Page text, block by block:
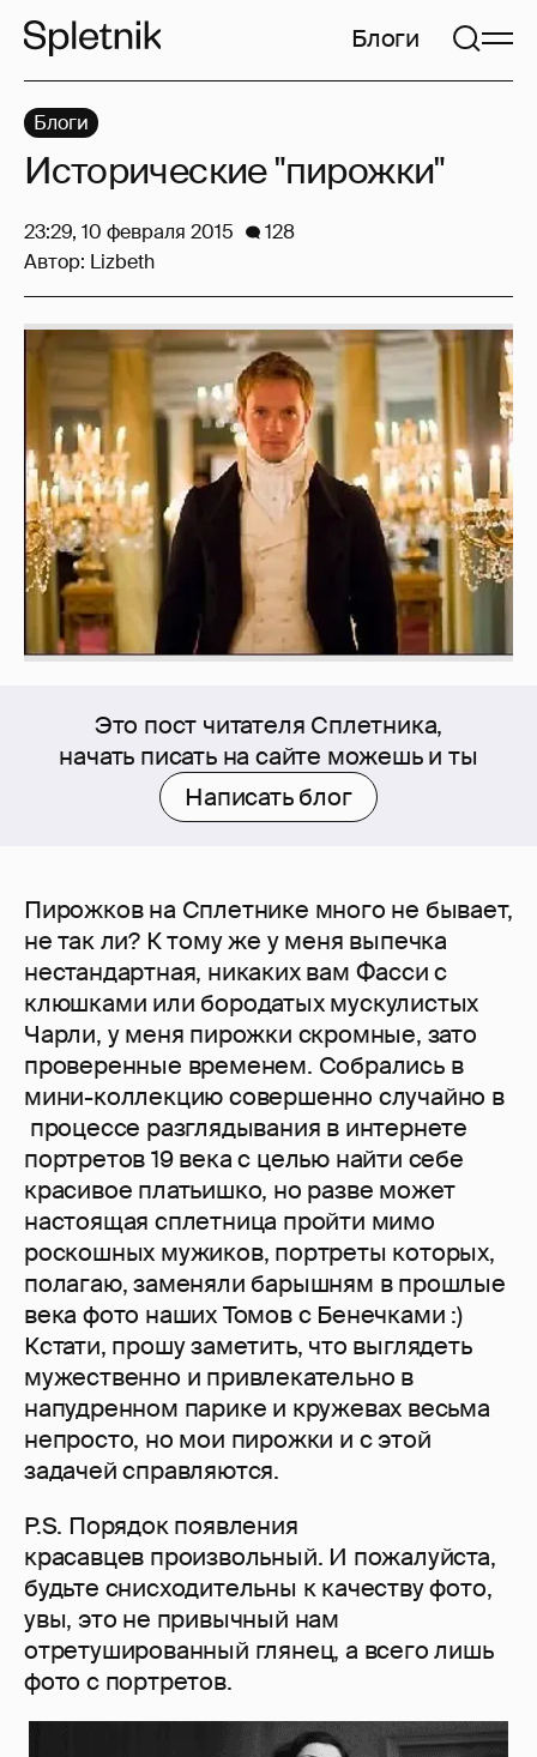
Блоги
Это пост читателя Сплетника,
начать писать на сайте можешь и ты
Написать блог
Пирожков на Сплетнике много не бывает,
не так ли? К тому же у меня выпечка
нестандартная, никаких вам Фасси с
клюшками или бородатых мускулистых
Чарли, у меня пирожки скромные, зато
проверенные временем. Собрались в
мини-коллекцию совершенно случайно в
процессе разглядывания в интернете
портретов 19 века с целью найти себе
красивое платьишко, но разве может
настоящая сплетница пройти мимо
роскошных мужиков, портреты которых,
полагаю, заменяли барышням в прошлые
века фото наших Томов с Бенечками :)
Кстати, прошу заметить, что выглядеть
мужественно и привлекательно в
напудренном парике и кружевах весьма
непросто, но мои пирожки и с этой
задачей справляются.
P.S. Порядок появления
красавцев произвольный. И пожалуйста,
будьте снисходительны к качеству фото,
увы, это не привычный нам
отретушированный глянец, а всего лишь
фото с портретов.
Блоги
Исторические "пирожки"
23:29, 10 февраля 2015
128
Автор: Lizbeth